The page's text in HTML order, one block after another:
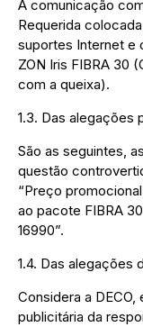
A comunicação
Requerida
suportes Internet e
ZON Iris FIBRA 30
com a queixa).
1.3. Das alegações
São as seguintes,
questão
“Preço
ao pacote FIBRA
16990”.
1.4. Das alegações
Considera a
publicitária da